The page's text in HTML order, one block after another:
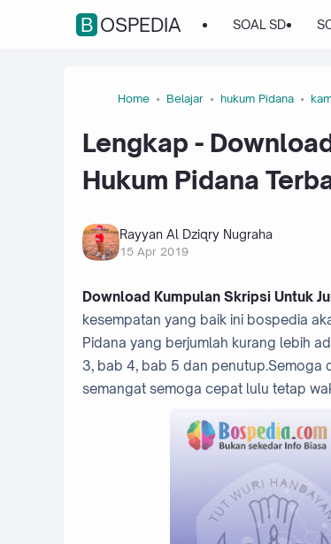
BOSPEDIA SOAL SD
Home Belajar hukum Pidana
Lengkap -
Hukum Pidana
Rayyan Al Dziqry Nugraha
15 Apr 2019
Download Kumpulan Skripsi Untuk
kesempatan yang baik ini bospedia
Pidana yang berjumlah kurang lebih
3, bab 4, bab 5 dan penutup.Semoga
semangat semoga cepat lulu tetap